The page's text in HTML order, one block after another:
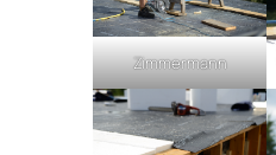
Zimmermann